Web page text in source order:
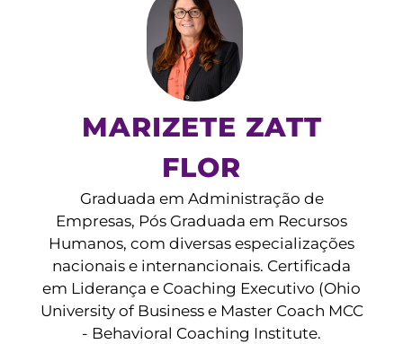
MARIZETE ZATT
FLOR
Graduada em Administração de
Empresas, Pós Graduada em Recursos
Humanos, com diversas especializações
nacionais e internancionais. Certificada
em Liderança e Coaching Executivo (Ohio
University of Business e Master Coach MCC
- Behavioral Coaching Institute.